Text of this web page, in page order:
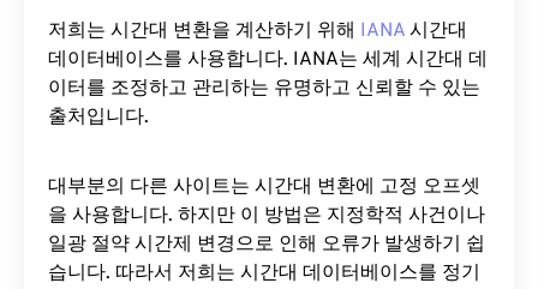
저희는 시간대 변환을 계산하기 위해 IANA 시간대
데이터베이스를 사용합니다. IANA는 세계 시간대 데
이터를 조정하고 관리하는 유명하고 신뢰할 수 있는
출처입니다.
대부분의 다른 사이트는 시간대 변환에 ​​고정 오프셋
을 사용합니다. 하지만 이 방법은 지정학적 사건이나
일광 절약 시간제 변경으로 인해 오류가 발생하기 쉽
습니다. 따라서 저희는 시간대 데이터베이스를 정기